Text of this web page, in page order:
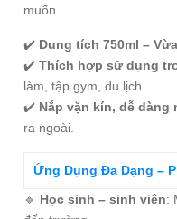
muốn.
✔️ Dung tích 750ml –
✔️ Thích hợp sử dụng
làm, tập gym, du lịch.
✔️ Nắp vặn kín, dễ dàng
ra ngoài.
Ứng Dụng Đa Dạng –
🔹 Học sinh – sinh viên: